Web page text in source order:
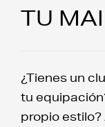
TU
¿Tienes un
tu
propio